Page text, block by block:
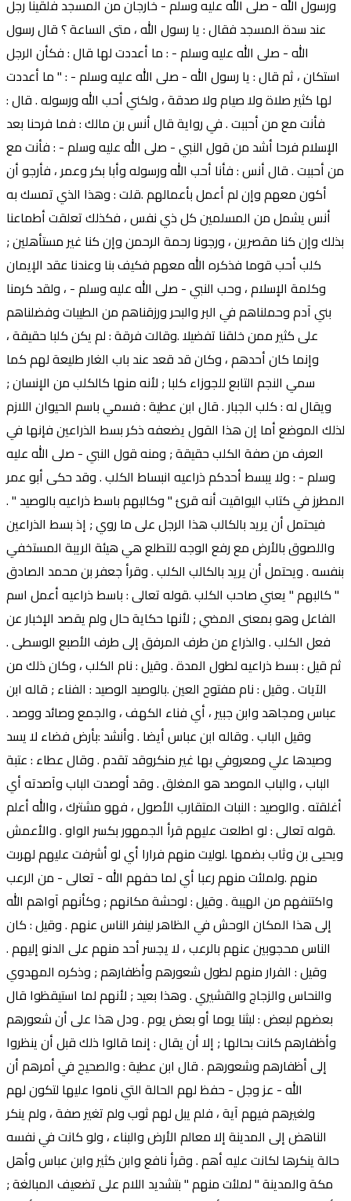
ورسول الله - صلى الله عليه وسلم - خارجان من المسجد فلقينا رجل
عند سدة المسجد فقال : يا رسول الله ، متى الساعة ؟ قال رسول
الله - صلى الله عليه وسلم - : ما أعددت لها قال : فكأن الرجل
استكان ، ثم قال : يا رسول الله - صلى الله عليه وسلم - : " ما أعددت
لها كثير صلاة ولا صيام ولا صدقة ، ولكني أحب الله ورسوله . قال :
فأنت مع من أحببت . في رواية قال أنس بن مالك : فما فرحنا بعد
الإسلام فرحا أشد من قول النبي - صلى الله عليه وسلم - : فأنت مع
من أحببت . قال أنس : فأنا أحب الله ورسوله وأبا بكر وعمر ، فأرجو أن
أكون معهم وإن لم أعمل بأعمالهم .قلت : وهذا الذي تمسك به
أنس يشمل من المسلمين كل ذي نفس ، فكذلك تعلقت أطماعنا
بذلك وإن كنا مقصرين ، ورجونا رحمة الرحمن وإن كنا غير مستأهلين ;
كلب أحب قوما فذكره الله معهم فكيف بنا وعندنا عقد الإيمان
وكلمة الإسلام ، وحب النبي - صلى الله عليه وسلم - ، ولقد كرمنا
بني آدم وحملناهم في البر والبحر ورزقناهم من الطيبات وفضلناهم
على كثير ممن خلقنا تفضيلا .وقالت فرقة : لم يكن كلبا حقيقة ،
وإنما كان أحدهم ، وكان قد قعد عند باب الغار طليعة لهم كما
سمي النجم التابع للجوزاء كلبا ; لأنه منها كالكلب من الإنسان ;
ويقال له : كلب الجبار . قال ابن عطية : فسمي باسم الحيوان اللازم
لذلك الموضع أما إن هذا القول يضعفه ذكر بسط الذراعين فإنها في
العرف من صفة الكلب حقيقة ; ومنه قول النبي - صلى الله عليه
وسلم - : ولا يبسط أحدكم ذراعيه انبساط الكلب . وقد حكى أبو عمر
المطرز في كتاب اليواقيت أنه قرئ " وكالبهم باسط ذراعيه بالوصيد " .
فيحتمل أن يريد بالكالب هذا الرجل على ما روي ; إذ بسط الذراعين
واللصوق بالأرض مع رفع الوجه للتطلع هي هيئة الريبة المستخفي
بنفسه . ويحتمل أن يريد بالكالب الكلب . وقرأ جعفر بن محمد الصادق
" كالبهم " يعني صاحب الكلب .قوله تعالى : باسط ذراعيه أعمل اسم
الفاعل وهو بمعنى المضي ; لأنها حكاية حال ولم يقصد الإخبار عن
فعل الكلب . والذراع من طرف المرفق إلى طرف الأصبع الوسطى .
ثم قيل : بسط ذراعيه لطول المدة . وقيل : نام الكلب ، وكان ذلك من
الآيات . وقيل : نام مفتوح العين .بالوصيد الوصيد : الفناء ; قاله ابن
عباس ومجاهد وابن جبير ، أي فناء الكهف ، والجمع وصائد ووصد .
وقيل الباب . وقاله ابن عباس أيضا . وأنشد :بأرض فضاء لا يسد
وصيدها علي ومعروفي بها غير منكروقد تقدم . وقال عطاء : عتبة
الباب ، والباب الموصد هو المغلق . وقد أوصدت الباب وآصدته أي
أغلقته . والوصيد : النبات المتقارب الأصول ، فهو مشترك ، والله أعلم
.قوله تعالى : لو اطلعت عليهم قرأ الجمهور بكسر الواو . والأعمش
ويحيى بن وثاب بضمها .لوليت منهم فرارا أي لو أشرفت عليهم لهربت
منهم .ولملئت منهم رعبا أي لما حفهم الله - تعالى - من الرعب
واكتنفهم من الهيبة . وقيل : لوحشة مكانهم ; وكأنهم آواهم الله
إلى هذا المكان الوحش في الظاهر لينفر الناس عنهم . وقيل : كان
الناس محجوبين عنهم بالرعب ، لا يجسر أحد منهم على الدنو إليهم .
وقيل : الفرار منهم لطول شعورهم وأظفارهم ; وذكره المهدوي
والنحاس والزجاج والقشيري . وهذا بعيد ; لأنهم لما استيقظوا قال
بعضهم لبعض : لبثنا يوما أو بعض يوم . ودل هذا على أن شعورهم
وأظفارهم كانت بحالها ; إلا أن يقال : إنما قالوا ذلك قبل أن ينظروا
إلى أظفارهم وشعورهم . قال ابن عطية : والصحيح في أمرهم أن
الله - عز وجل - حفظ لهم الحالة التي ناموا عليها لتكون لهم
ولغيرهم فيهم آية ، فلم يبل لهم ثوب ولم تغير صفة ، ولم ينكر
الناهض إلى المدينة إلا معالم الأرض والبناء ، ولو كانت في نفسه
حالة ينكرها لكانت عليه أهم . وقرأ نافع وابن كثير وابن عباس وأهل
مكة والمدينة " لملئت منهم " بتشديد اللام على تضعيف المبالغة ;